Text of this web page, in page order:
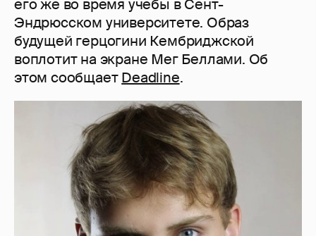
его же во время учебы в Сент-
Эндрюсском университете. Образ
будущей герцогини Кембриджской
воплотит на экране Мег Беллами. Об
этом сообщаетDeadline.